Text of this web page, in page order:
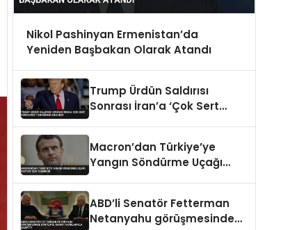
Nikol Pashinyan Ermenistan’da
Yeniden Başbakan Olarak Atandı
Trump Ürdün Saldırısı
Sonrası İran’a ‘Çok Sert
Macron’dan Türkiye’ye
Yangın Söndürme Uçağı
ABD’li Senatör Fetterman
Netanyahu görüşmesinde